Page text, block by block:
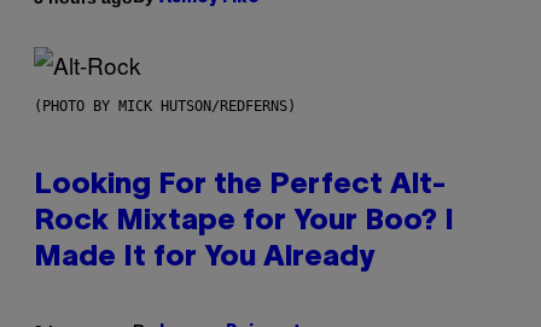
(PHOTO BY MICK HUTSON/REDFERNS)
Looking For the Perfect Alt-
Rock Mixtape for Your Boo? I
Made It for You Already